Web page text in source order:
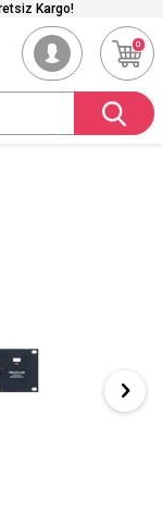
Kargo!
0